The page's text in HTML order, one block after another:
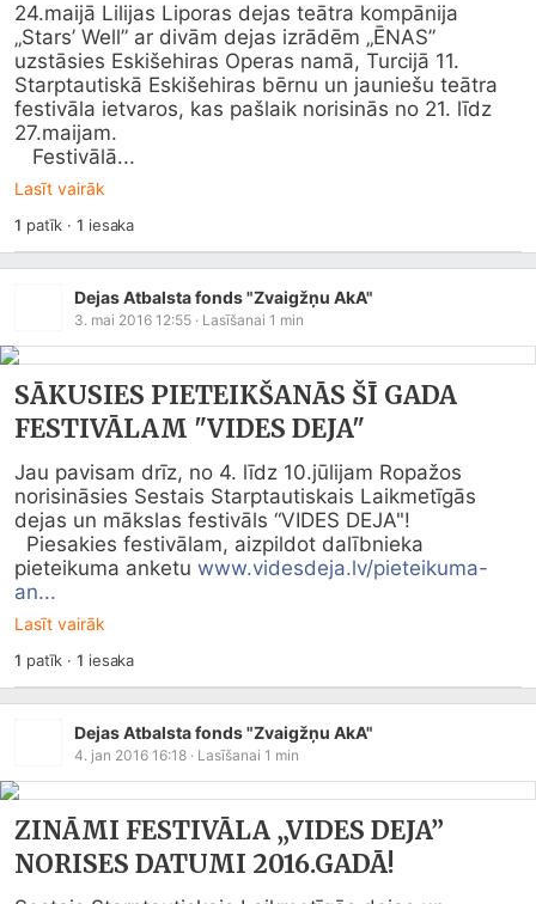
24.maijā Lilijas Liporas dejas teātra kompānija
„Stars’ Well” ar divām dejas izrādēm „ĒNAS”
uzstāsies Eskišehiras Operas namā, Turcijā 11.
Starptautiskā Eskišehiras bērnu un jauniešu teātra
festivāla ietvaros, kas pašlaik norisinās no 21. līdz
27.maijam.
   Festivālā...
Lasīt vairāk
1 patīk ·1 iesaka
Dejas Atbalsta fonds "Zvaigžņu AkA"
3. mai 2016 12:55 · Lasīšanai 1 min
SĀKUSIES PIETEIKŠANĀS ŠĪ GADA
FESTIVĀLAM "VIDES DEJA"
Jau pavisam drīz, no 4. līdz 10.jūlijam Ropažos
norisināsies Sestais Starptautiskais Laikmetīgās
dejas un mākslas festivāls “VIDES DEJA"!
pieteikuma anketu www.videsdeja.lv/pieteikuma-
an...
Lasīt vairāk
1 patīk ·1 iesaka
Dejas Atbalsta fonds "Zvaigžņu AkA"
4. jan 2016 16:18 · Lasīšanai 1 min
ZINĀMI FESTIVĀLA „VIDES DEJA”
NORISES DATUMI 2016.GADĀ!